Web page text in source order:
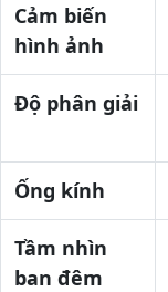
Cảm biến
hình ảnh
Độ phân giải
Ống kính
Tầm nhìn
ban đêm